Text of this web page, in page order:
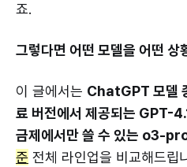
죠.
그렇다면 어떤 모델을 어떤 상
이 글에서는 ChatGPT 모델
료 버전에서 제공되는 GPT-
금제에서만 쓸 수 있는 o3-
준 전체 라인업을 비교해드립